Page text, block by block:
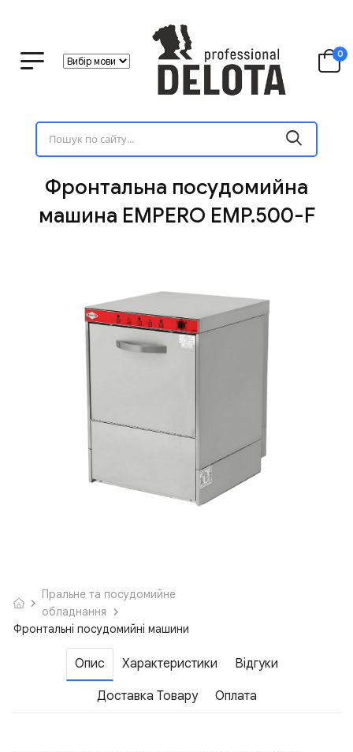
0
Фронтальна посудомийна
машина EMPERO EMP.500-F
Пральне та посудомийне
обладнання
Фронтальні посудомийні машини
Опис Характеристики Відгуки
Доставка Товару Оплата